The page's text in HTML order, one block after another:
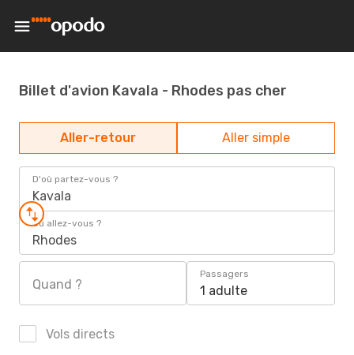
Billet d'avion Kavala - Rhodes pas cher
Aller-retour Aller simple
D'où partez-vous ?
Kavala
Où allez-vous ?
Rhodes
Quand ?
Passagers
1 adulte
Vols directs